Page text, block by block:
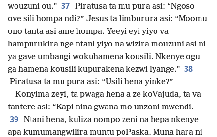
wouzuni ou.” 37 Piratusa ta mu pura asi: “Ngoso
ove sili hompa ndi?” Jesus ta limburura asi: “Moomu
ono tanta asi ame hompa. Yeeyi eyi yiyo va
hampurukira nge ntani yiyo na wizira mouzuni asi ni
ya gave umbangi wokuhamena kousili. Nkenye ogu
ga hamena kousili kupurakena kezwi lyange.” 38
Piratusa ta mu pura asi: “Usili hena yinke?”
Konyima zeyi, ta pwaga hena a ze koVajuda, ta va
tantere asi: “Kapi nina gwana mo unzoni mwendi.
39 Ntani hena, kuliza nompo zeni na hepa nkenye
apa kumumangwilira muntu poPaska. Muna hara ni